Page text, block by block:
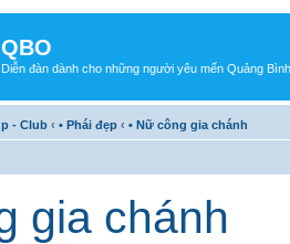
QBO
Diễn đàn dành cho những người yêu mến Quảng Bình
- Club ‹ • Phái đẹp ‹ • Nữ công gia chánh
gia chánh